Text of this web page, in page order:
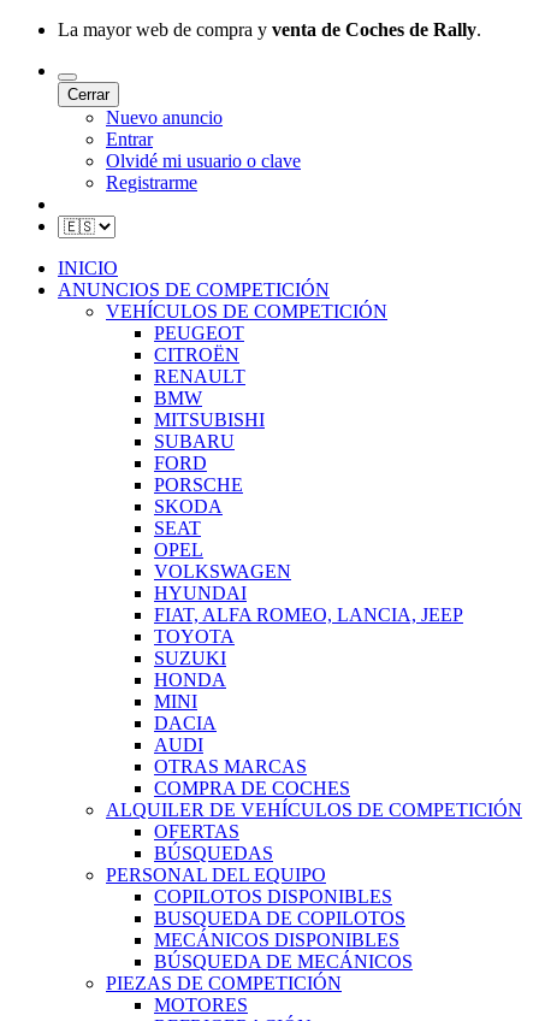
La mayor web de compra y venta de Coches de Rally.
Cerrar
Nuevo anuncio
Entrar
Olvidé mi usuario o clave
Registrarme
INICIO
ANUNCIOS DE COMPETICIÓN
VEHÍCULOS DE COMPETICIÓN
PEUGEOT
CITROËN
RENAULT
BMW
MITSUBISHI
SUBARU
FORD
PORSCHE
SKODA
SEAT
OPEL
VOLKSWAGEN
HYUNDAI
FIAT, ALFA ROMEO, LANCIA, JEEP
TOYOTA
SUZUKI
HONDA
MINI
DACIA
AUDI
OTRAS MARCAS
COMPRA DE COCHES
ALQUILER DE VEHÍCULOS DE COMPETICIÓN
OFERTAS
BÚSQUEDAS
PERSONAL DEL EQUIPO
COPILOTOS DISPONIBLES
BUSQUEDA DE COPILOTOS
MECÁNICOS DISPONIBLES
BÚSQUEDA DE MECÁNICOS
PIEZAS DE COMPETICIÓN
MOTORES